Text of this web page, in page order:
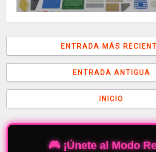
ENTRADA MÁS
ENTRADA ANTIGUA
INICIO
🎮 ¡Únete al Modo